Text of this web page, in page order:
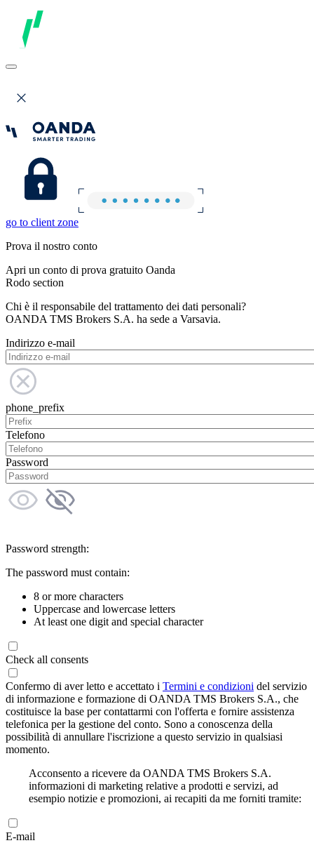
go to client zone
Prova il nostro conto
Apri un conto di prova gratuito Oanda
Rodo section
Chi è il responsabile del trattamento dei dati personali?
OANDA TMS Brokers S.A. ha sede a Varsavia.
Indirizzo e-mail
phone_prefix
Telefono
Password
Password strength:
The password must contain:
8 or more characters
Uppercase and lowercase letters
At least one digit and special character
Check all consents
Confermo di aver letto e accettato i Termini e condizioni del servizio
di informazione e formazione di OANDA TMS Brokers S.A., che
costituisce la base per contattarmi con l'offerta e fornire assistenza
telefonica per la gestione del conto. Sono a conoscenza della
possibilità di annullare l'iscrizione a questo servizio in qualsiasi
momento.
Acconsento a ricevere da OANDA TMS Brokers S.A.
informazioni di marketing relative a prodotti e servizi, ad
esempio notizie e promozioni, ai recapiti da me forniti tramite:
E-mail